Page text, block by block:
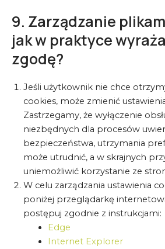
9. Zarządzanie
jak w praktyce
zgodę?
Jeśli użytkownik nie chce
cookies, może zmienić
Zastrzegamy, że wyłączenie
niezbędnych dla procesów
bezpieczeństwa, utrzymania
może utrudnić, a w skrajnych
uniemożliwić korzystanie ze
W celu zarządzania ustawienia
poniżej przeglądarkę
postępuj zgodnie z instrukcjami:
Edge
Internet Explorer